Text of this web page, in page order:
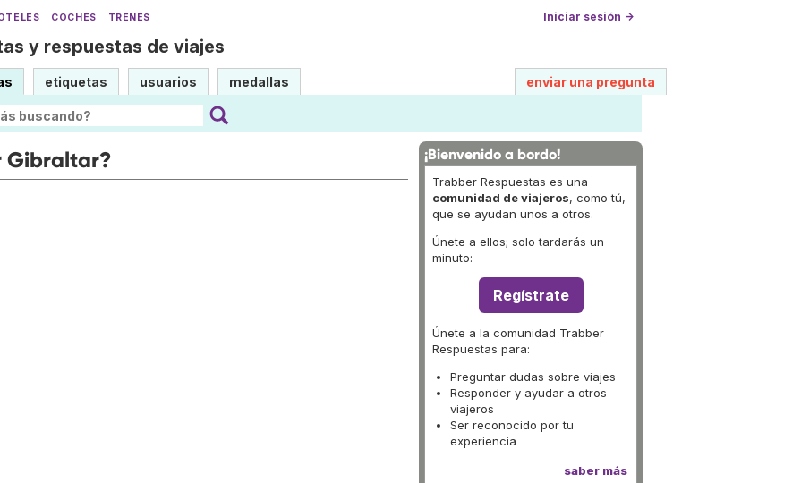
COCHES TRENES Iniciar sesión →
y respuestas de viajes
etiquetas usuarios medallas enviar una pregunta
Gibraltar? ¡Bienvenido a bordo!
Trabber Respuestas es una
comunidad de viajeros, como tú,
que se ayudan unos a otros.
Únete a ellos; solo tardarás un
minuto:
Regístrate
Únete a la comunidad Trabber
Respuestas para:
Preguntar dudas sobre viajes
Responder y ayudar a otros
viajeros
Ser reconocido por tu
experiencia
saber más